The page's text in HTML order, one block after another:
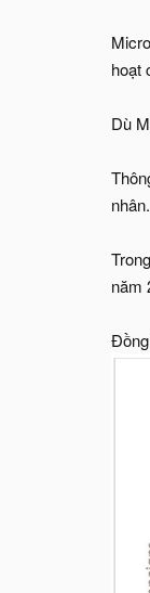
hoạt
Dù
nhân.
năm